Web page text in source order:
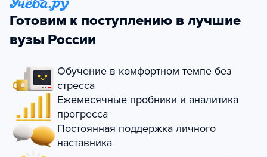
Готовим к поступлению в лучшие
вузы России
Обучение в комфортном темпе без
стресса
Ежемесячные пробники и аналитика
прогресса
Постоянная поддержка личного
наставника